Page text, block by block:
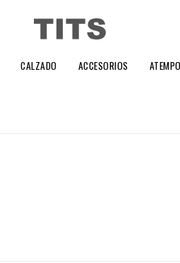
CALZADO ACCESORIOS